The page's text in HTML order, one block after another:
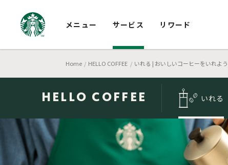
メニュー サービス リワード
Home HELLO COFFEE いれる | おいしいコーヒーをいれよう
HELLO COFFEE いれる